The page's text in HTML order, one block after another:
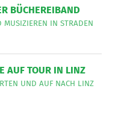
BÜCHEREIBAND
MUSIZIEREN IN STRADEN
AUF TOUR IN LINZ
UND AUF NACH LINZ